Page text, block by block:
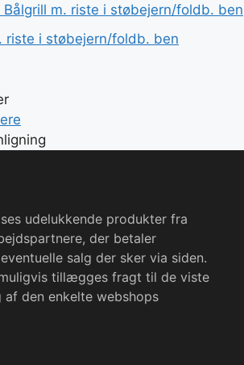
riste i støbejern/foldb. ben
udelukkende produkter fra
der betaler
salg der sker via siden.
tillægges fragt til de viste
den enkelte webshops